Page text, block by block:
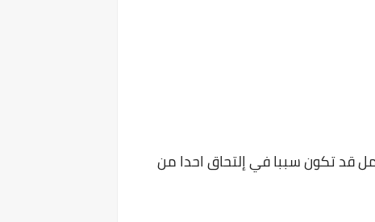
قد تكون سببا في إلتحاق احدا من